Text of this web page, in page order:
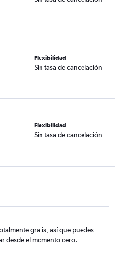
Flexibilidad
Sin tasa de cancelación
Flexibilidad
Sin tasa de cancelación
gratis, así que puedes
desde el momento cero.